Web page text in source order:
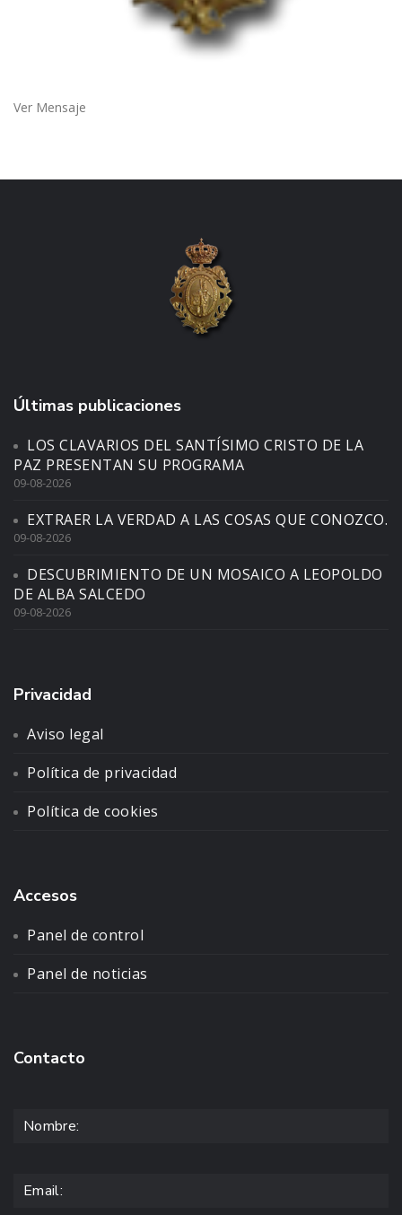
Ver Mensaje
Últimas publicaciones
LOS CLAVARIOS DEL SANTÍSIMO CRISTO DE LA
PAZ PRESENTAN SU PROGRAMA
09-08-2026
EXTRAER LA VERDAD A LAS COSAS QUE CONOZCO.
09-08-2026
DESCUBRIMIENTO DE UN MOSAICO A LEOPOLDO
DE ALBA SALCEDO
09-08-2026
Privacidad
Aviso legal
Política de privacidad
Política de cookies
Accesos
Panel de control
Panel de noticias
Contacto